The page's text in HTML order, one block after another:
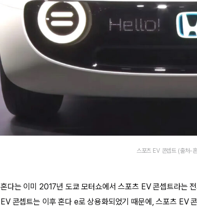
스포츠 EV 콘셉트 (출처-
혼다는 이미 2017년 도쿄 모터쇼에서 스포츠 EV 콘셉트라는
EV 콘셉트는 이후 혼다 e로 상용화되었기 때문에, 스포츠 EV